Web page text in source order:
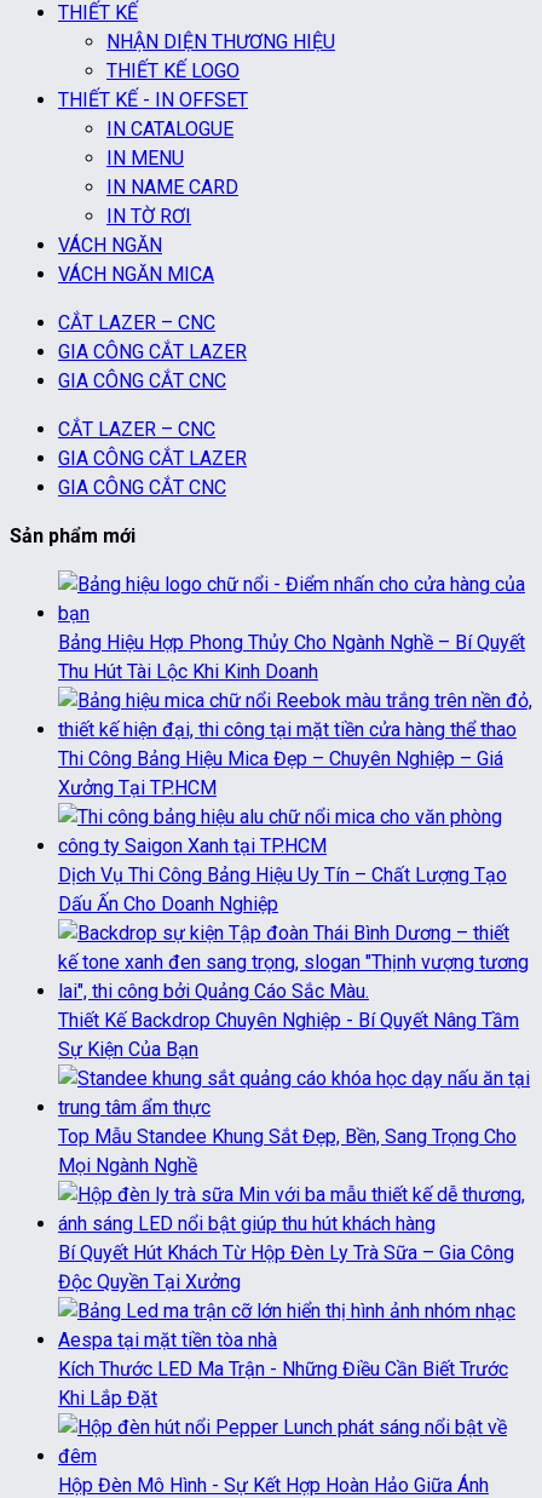
THIẾT KẾ
NHẬN DIỆN THƯƠNG HIỆU
THIẾT KẾ LOGO
THIẾT KẾ - IN OFFSET
IN CATALOGUE
IN MENU
IN NAME CARD
IN TỜ RƠI
VÁCH NGĂN
VÁCH NGĂN MICA
CẮT LAZER – CNC
GIA CÔNG CẮT LAZER
GIA CÔNG CẮT CNC
CẮT LAZER – CNC
GIA CÔNG CẮT LAZER
GIA CÔNG CẮT CNC
Sản phẩm mới
Bảng Hiệu Hợp Phong Thủy Cho Ngành Nghề – Bí Quyết
Thu Hút Tài Lộc Khi Kinh Doanh
Thi Công Bảng Hiệu Mica Đẹp – Chuyên Nghiệp – Giá
Xưởng Tại TP.HCM
Dịch Vụ Thi Công Bảng Hiệu Uy Tín – Chất Lượng Tạo
Dấu Ấn Cho Doanh Nghiệp
Thiết Kế Backdrop Chuyên Nghiệp - Bí Quyết Nâng Tầm
Sự Kiện Của Bạn
Top Mẫu Standee Khung Sắt Đẹp, Bền, Sang Trọng Cho
Mọi Ngành Nghề
Bí Quyết Hút Khách Từ Hộp Đèn Ly Trà Sữa – Gia Công
Độc Quyền Tại Xưởng
Kích Thước LED Ma Trận - Những Điều Cần Biết Trước
Khi Lắp Đặt
Hộp Đèn Mô Hình - Sự Kết Hợp Hoàn Hảo Giữa Ánh